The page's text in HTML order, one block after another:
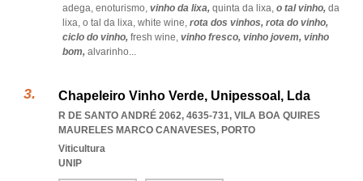
adega, enoturismo, vinho da lixa, quinta da lixa, o tal vinho, da
lixa, o tal da lixa, white wine, rota dos vinhos, rota do vinho,
ciclo do vinho, fresh wine, vinho fresco, vinho jovem, vinho
bom, alvarinho...
Chapeleiro Vinho Verde, Unipessoal, Lda
R DE SANTO ANDRÉ 2062, 4635-731, VILA BOA QUIRES
MAURELES MARCO CANAVESES, PORTO
Viticultura
UNIP